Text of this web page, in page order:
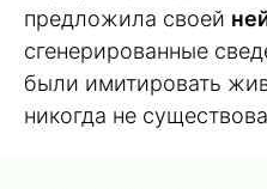
предложила своей
сгенерированные
были имитировать
никогда не